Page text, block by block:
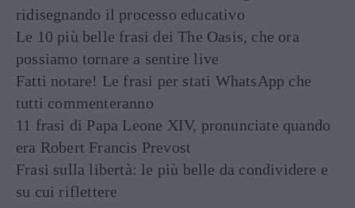
ridisegnando il processo educativo
Le 10 più belle frasi dei The Oasis, che ora
possiamo tornare a sentire live
Fatti notare! Le frasi per stati WhatsApp che
tutti commenteranno
11 frasi di Papa Leone XIV, pronunciate quando
era Robert Francis Prevost
Frasi sulla libertà: le più belle da condividere e
su cui riflettere